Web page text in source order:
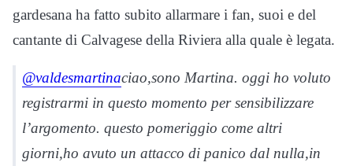
gardesana ha fatto subito allarmare i fan, suoi e del
cantante di Calvagese della Riviera alla quale è legata.
@valdesmartinaciao,sono Martina. oggi ho voluto
registrarmi in questo momento per sensibilizzare
l’argomento. questo pomeriggio come altri
giorni,ho avuto un attacco di panico dal nulla,in